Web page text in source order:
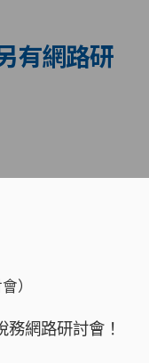
有網路研
）
網路研討會！